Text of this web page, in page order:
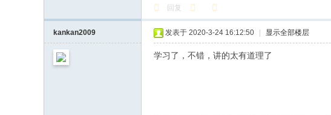
回复
kankan2009 发表于 2020-3-24 16:12:50 显示全部楼层
学习了，不错，讲的太有道理了